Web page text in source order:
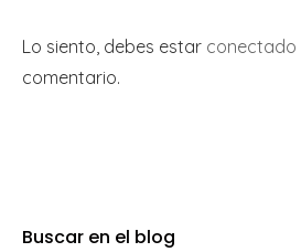
Lo siento, debes estar conectado
comentario.
Buscar en el blog